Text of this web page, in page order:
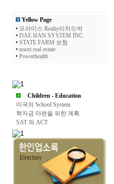
Yellow Page
• 프라미스 Realty리차드박
• DAE HAN SYSTEM INC.
• STATE FARM 보험
• noori real estate
• Powerhealth
Children - Education
미국의 School System
학자금 마련을 위한 계획
SAT 와 ACT